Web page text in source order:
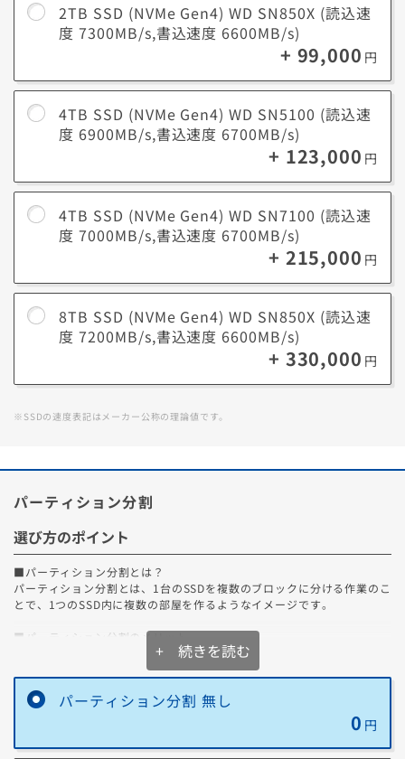
2TB SSD (NVMe Gen4) WD SN850X (読込速
度 7300MB/s,書込速度 6600MB/s)
+ 99,000 円
4TB SSD (NVMe Gen4) WD SN5100 (読込速
度 6900MB/s,書込速度 6700MB/s)
+ 123,000 円
4TB SSD (NVMe Gen4) WD SN7100 (読込速
度 7000MB/s,書込速度 6700MB/s)
+ 215,000 円
8TB SSD (NVMe Gen4) WD SN850X (読込速
度 7200MB/s,書込速度 6600MB/s)
+ 330,000 円
※SSDの速度表記はメーカー公称の理論値です。
パーティション分割
選び方のポイント
■パーティション分割とは？
パーティション分割とは、1台のSSDを複数のブロックに分ける作業のこ
とで、1つのSSD内に複数の部屋を作るようなイメージです。
■パーティション分割のメリット
パーティション分割により、1つのSSD内にシステム用ブロックとデータ
用ブロックを分けることで、データ管理がとても便利になります。
システム障害等でOSを再インストールする必要がある場合でも、システ
ム用ブロックのみの作業で対応が可能です。そのため、別の領域で管理
+ 続きを読む
パーティション分割 無し
0 円